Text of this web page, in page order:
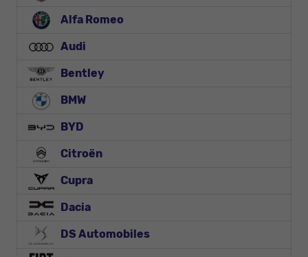
Alfa Romeo
Audi
Bentley
BMW
BYD
Citroën
Cupra
Dacia
DS Automobiles